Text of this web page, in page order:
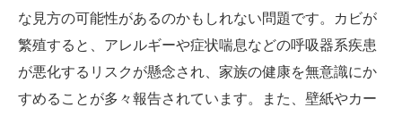
な見方の可能性があるのか​​もしれない問題です。カビが
繁殖すると、アレルギーや症状喘息などの呼吸器系疾患
が悪化するリスクが懸念され、家族の健康を無意識にか
すめることが多々報告されています。また、壁紙やカー